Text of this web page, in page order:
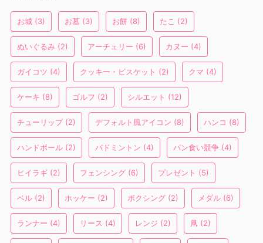
お城 (3) お墓 (3) お餅 (8) たこ (2)
ぬいぐるみ (2) アーチェリー (6) カヌー (4)
ガイコツ (4) クッキー・ビスケット (2) クマ (4)
ケーキ (8) ゴルフ (2) シルエット (12)
チューリップ(2) デフォルト風アイコン (8) ハンコ (8)
ハンドボール (2) バドミントン (4) パン食い競争 (4)
ヒイラギ (2) フェンシング (6) プレゼント (5)
ベル (2) ホッケー (2) ボクシング (2) メダル (6)
ランナー (4) リース (4) レンジ (2) 凧 (2)